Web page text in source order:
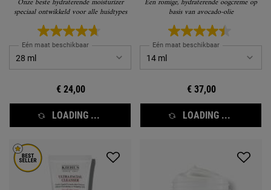
Onze beste hydraterende moisturizer
speciaal ontwikkeld voor alle huidtypes
Eén maat beschikbaar
€ 24,00
LOADING ...
Een romige, hydraterende oogcreme op
basis van avocado-olie
Eén maat beschikbaar
€ 37,00
LOADING ...